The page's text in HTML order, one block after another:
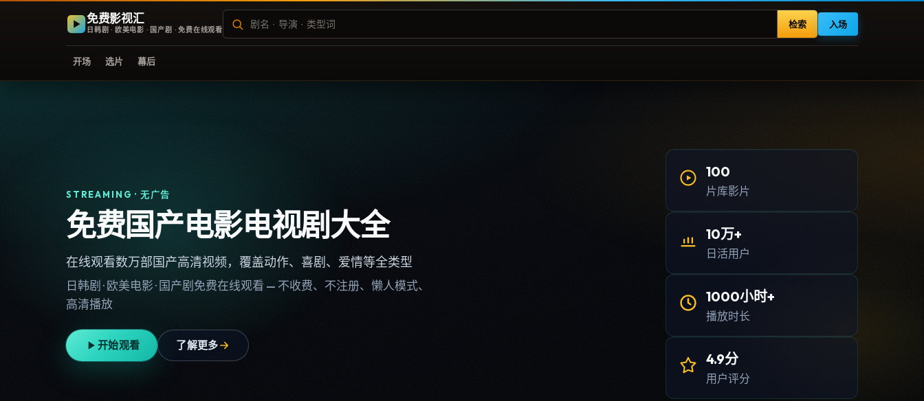
免费影视汇
日韩剧 · 欧美电影 · 国产剧 · 免费在线观看
检索 入场
开场 选片 幕后
STREAMING · 无广告
免费国产电影电视剧大全
在线观看数万部国产高清视频，覆盖动作、喜剧、爱情等全类型
日韩剧 · 欧美电影 · 国产剧免费在线观看 — 不收费、不注册、懒人模式、
高清播放
开始观看 了解更多
100
片库影片
10万+
日活用户
1000小时+
播放时长
4.9分
用户评分